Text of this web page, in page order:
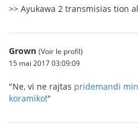
>> Ayukawa 2 transmisias tion
Grown (Voir le profil)
15 mai 2017 03:09:09
"Ne, vi ne rajtas pridemandi
koramiko!"